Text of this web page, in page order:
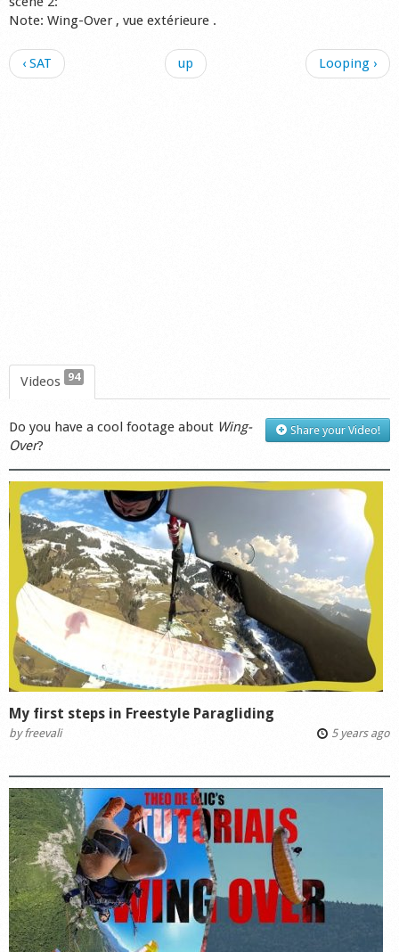
Note: Wing-Over , vue extérieure .
‹ SAT up Looping ›
Videos 94
Share your Video!
Do you have a cool footage about Wing-
Over?
My first steps in Freestyle Paragliding
byfreevali 5 years ago